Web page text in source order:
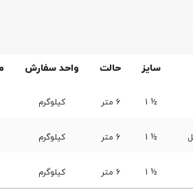
سایز حالت واحد سفارش
½ 1 6 متر کیلوگرم
½ 1 6 متر کیلوگرم
½ 1 6 متر کیلوگرم